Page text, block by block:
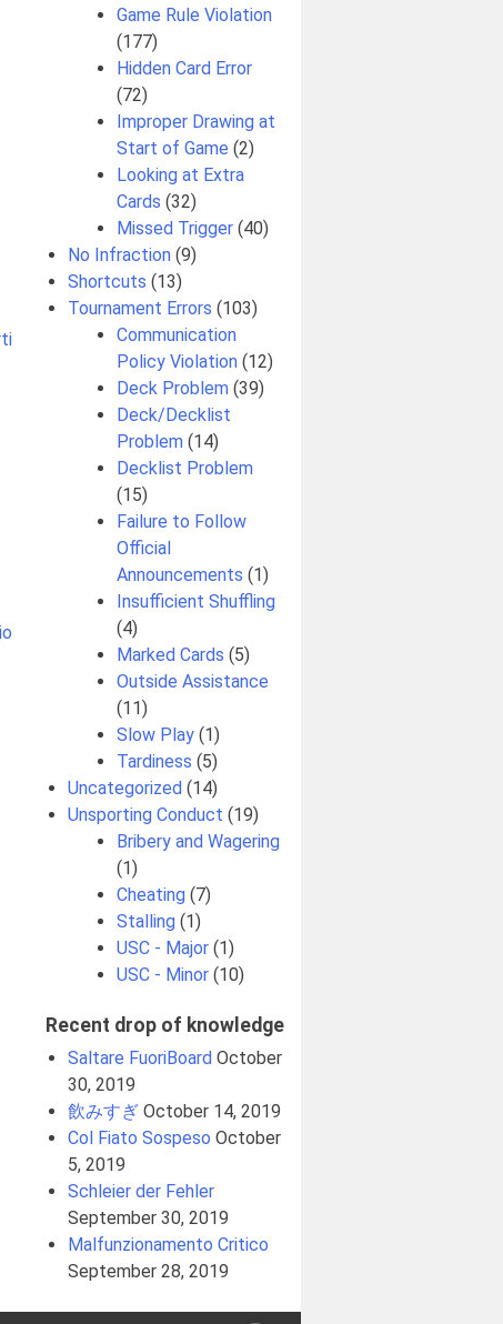
Game Rule Violation
(177)
Hidden Card Error
(72)
Improper Drawing at
Start of Game (2)
Looking at Extra
Cards (32)
Missed Trigger (40)
No Infraction (9)
Shortcuts (13)
Tournament Errors (103)
Communication
Policy Violation (12)
Deck Problem (39)
Deck/Decklist
Problem (14)
Decklist Problem
(15)
Failure to Follow
Official
Announcements (1)
Insufficient Shuffling
(4)
Marked Cards (5)
Outside Assistance
(11)
Slow Play (1)
Tardiness (5)
Uncategorized (14)
Unsporting Conduct (19)
Bribery and Wagering
(1)
Cheating (7)
Stalling (1)
USC - Major (1)
USC - Minor (10)
Recent drop of knowledge
Saltare FuoriBoard October
30, 2019
飲みすぎ October 14, 2019
Col Fiato Sospeso October
5, 2019
Schleier der Fehler
September 30, 2019
Malfunzionamento Critico
September 28, 2019